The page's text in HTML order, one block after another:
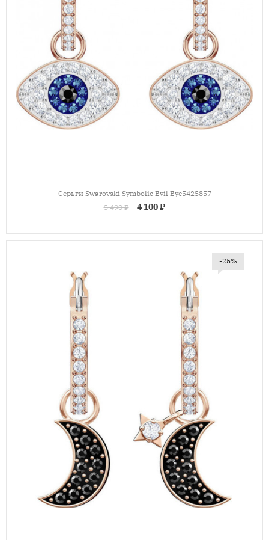
Серьги Swarovski Symbolic Evil Eye5425857
5 490 ₽
4 100 ₽
-25%